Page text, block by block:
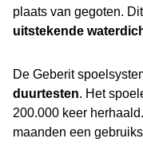
plaats van gegoten.
uitstekende
De Geberit
duurtesten. Het
200.000 keer
maanden een